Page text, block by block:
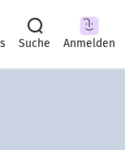
Suche Anmelden